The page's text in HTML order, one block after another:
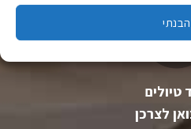
הבנתי
טיולים
לצרכן